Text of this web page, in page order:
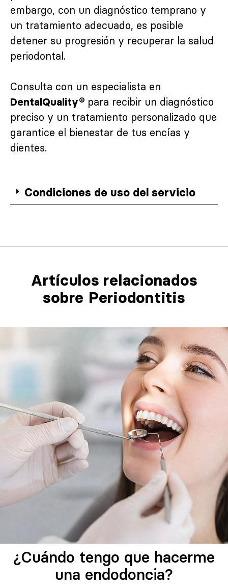
embargo, con un diagnóstico temprano y
un tratamiento adecuado, es posible
detener su progresión y recuperar la salud
periodontal.
Consulta con un especialista en
DentalQuality® para recibir un diagnóstico
preciso y un tratamiento personalizado que
garantice el bienestar de tus encías y
dientes.
Condiciones de uso del servicio
Artículos relacionados​
sobre Periodontitis
¿Cuándo tengo que hacerme
una endodoncia?